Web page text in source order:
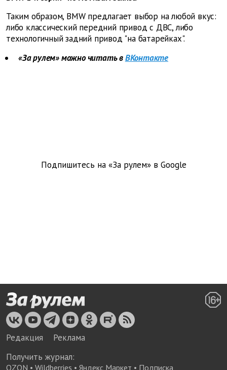
Таким образом, BMW предлагает выбор на любой вкус:
либо классический передний привод с ДВС, либо
технологичный задний привод "на батарейках".
«За рулем» можно читать вВКонтакте
Подпишитесь на «За рулем» в Google
Редакция
Реклама
Получить журнал:
OZON • Wildberries • Яндекс Маркет • Подписка